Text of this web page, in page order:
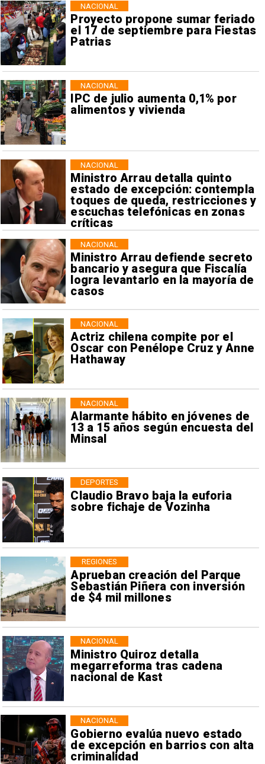
Proyecto propone sumar feriado
el 17 de septiembre para Fiestas
Patrias
NACIONAL
IPC de julio aumenta 0,1% por
alimentos y vivienda
NACIONAL
Ministro Arrau detalla quinto
estado de excepción: contempla
toques de queda, restricciones y
escuchas telefónicas en zonas
críticas
NACIONAL
Ministro Arrau defiende secreto
bancario y asegura que Fiscalía
logra levantarlo en la mayoría de
casos
NACIONAL
Actriz chilena compite por el
Oscar con Penélope Cruz y Anne
Hathaway
NACIONAL
Alarmante hábito en jóvenes de
13 a 15 años según encuesta del
Minsal
NACIONAL
Claudio Bravo baja la euforia
sobre fichaje de Vozinha
DEPORTES
Aprueban creación del Parque
Sebastián Piñera con inversión
de $4 mil millones
REGIONES
Ministro Quiroz detalla
megarreforma tras cadena
nacional de Kast
NACIONAL
Gobierno evalúa nuevo estado
de excepción en barrios con alta
criminalidad
NACIONAL